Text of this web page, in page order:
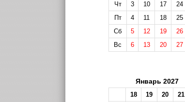
Чт
3 10 17
24
Пт
4 11 18
25
Сб
5 12 19
26
Вс
6 13 20 27
Январь 2027
18 19 20 21